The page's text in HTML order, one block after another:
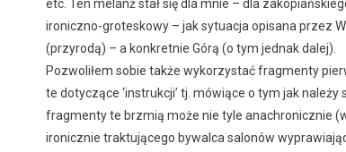
etc. Ten melanż stał się dla mnie – dla
ironiczno-groteskowy – jak sytuacja opisana przez
(przyrodą) – a konkretnie Górą (o tym jednak dalej).
Pozwoliłem sobie także wykorzystać fragmenty
te dotyczące ‘instrukcji’ tj. mówiące o tym jak
fragmenty te brzmią może nie tyle anachronicznie
ironicznie traktującego bywalca salonów